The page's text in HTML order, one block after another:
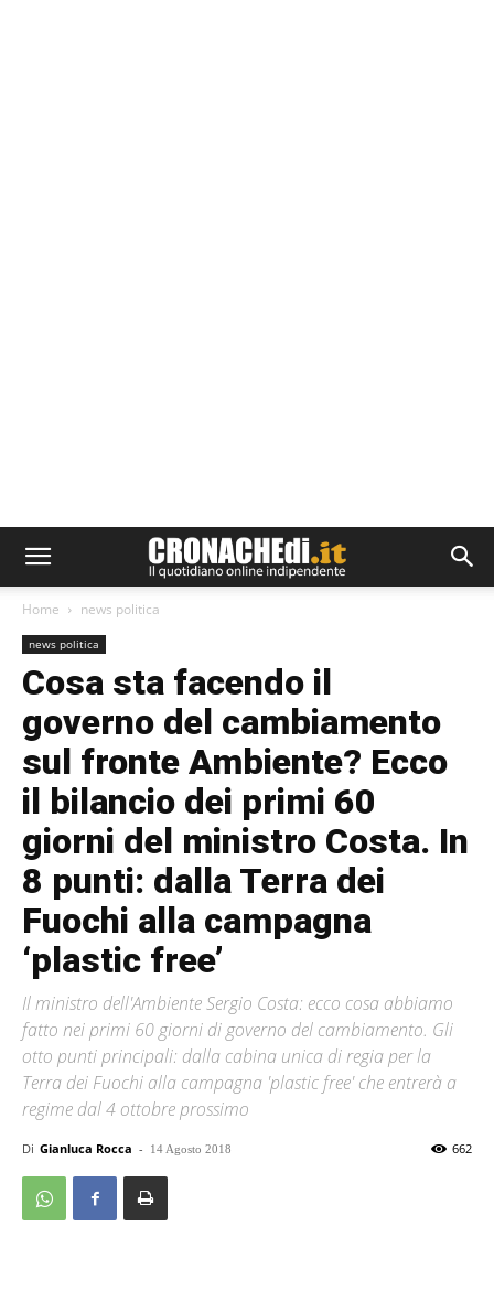
Home news politica
news politica
Cosa sta facendo il
governo del cambiamento
sul fronte Ambiente? Ecco
il bilancio dei primi 60
giorni del ministro Costa. In
8 punti: dalla Terra dei
Fuochi alla campagna
‘plastic free’
Il ministro dell'Ambiente Sergio Costa: ecco cosa abbiamo
fatto nei primi 60 giorni di governo del cambiamento. Gli
otto punti principali: dalla cabina unica di regia per la
Terra dei Fuochi alla campagna 'plastic free' che entrerà a
regime dal 4 ottobre prossimo
Di Gianluca Rocca - 14 Agosto 2018 662